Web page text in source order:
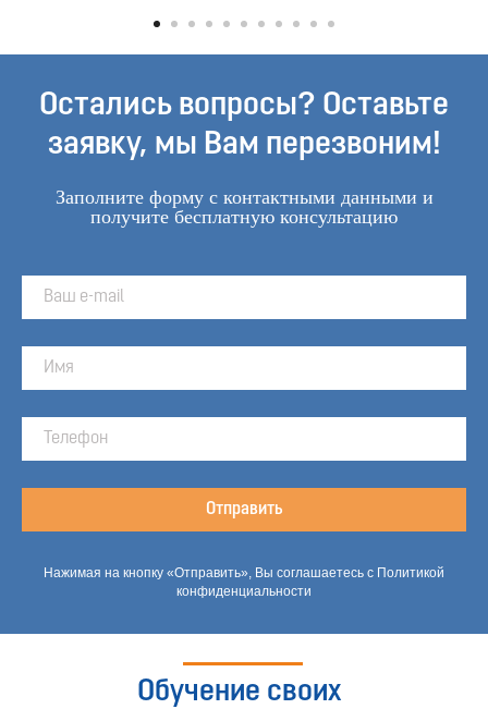
Остались вопросы? Оставьте
заявку, мы Вам перезвоним!
Заполните форму с контактными данными и
получите бесплатную консультацию
Отправить
Нажимая на кнопку «Отправить», Вы соглашаетесь с Политикой
конфиденциальности
Обучение своих